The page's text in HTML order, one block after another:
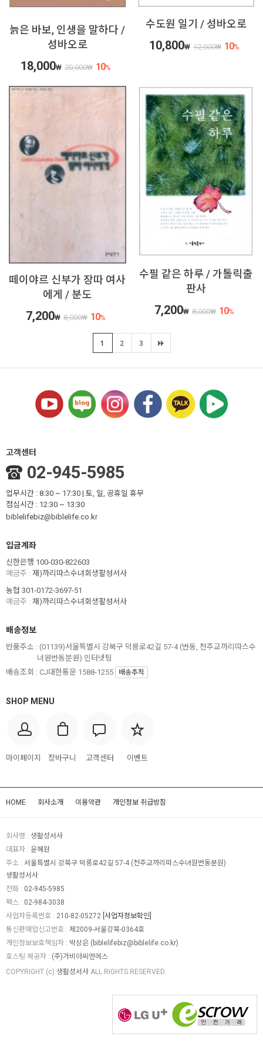
늙은 바보, 인생을 말하다 /
성바오로
18,000₩ 20,000₩ 10%
수도원 일기 / 성바오로
10,800₩ 12,000₩ 10%
떼이야르 신부가 장따 여사
에게 / 분도
7,200₩ 8,000₩ 10%
수필 같은 하루 / 가톨릭출
판사
7,200₩ 8,000₩ 10%
1 2 3
고객센터
02-945-5985
업무시간 : 8:30 ~ 17:30 | 토, 일, 공휴일 휴무
점심시간 : 12:30 ~ 13:30
biblelifebiz@biblelife.co.kr
입금계좌
신한은행 100-030-822603
예금주 : 재)까리따스수녀회생활성서사
농협 301-0172-3697-51
예금주 : 재)까리따스수녀회생활성서사
SHOP MENU
마이페이지 장바구니 고객센터 이벤트
배송정보
반품주소 : (01139)서울특별시 강북구 덕릉로42길 57-4 (번동, 천주교까리따스수
녀원번동분원) 인터넷팀
배송조회 : CJ대한통운 1588-1255
배송추적
HOME 회사소개 이용약관 개인정보 취급방침
회사명 : 생활성서사
대표자 : 윤혜원
주소 : 서울특별시 강북구 덕릉로42길 57-4 (천주교까리따스수녀원번동분원)
생활성서사
전화 : 02-945-5985
팩스 : 02-984-3038
사업자등록번호 : 210-82-05272 [사업자정보확인]
통신판매업신고번호 : 제2009-서울강북-0364호
개인정보보호책임자 : 박상은 ( biblelifebiz@biblelife.co.kr)
호스팅 제공자 : (주)가비아씨엔에스
COPYRIGHT (c) 생활성서사 ALL RIGHTS RESERVED.